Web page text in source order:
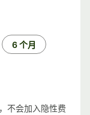
6 个月
不会加入隐性费